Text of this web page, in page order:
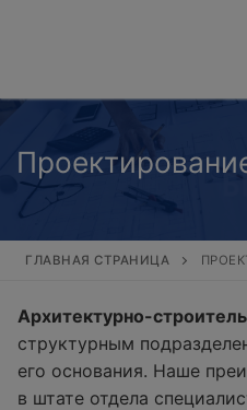
ГЛАВНАЯ СТРАНИЦА
Архитектурно-
структурным
его основания. Наше
в штате отдела